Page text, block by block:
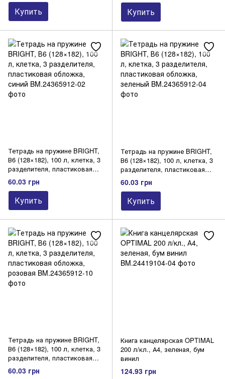
Купить Купить
Тетрадь на пружине BRIGHT,
В6 (128×182), 100 л, клетка, 3
разделителя, пластиковая
обложка, синий
60.03 грн
Купить
Тетрадь на пружине BRIGHT,
В6 (128×182), 100 л, клетка, 3
разделителя, пластиковая
обложка, зеленый
60.03 грн
Купить
Тетрадь на пружине BRIGHT,
В6 (128×182), 100 л, клетка, 3
разделителя, пластиковая
обложка, розовая
60.03 грн
Книга канцелярская OPTIMAL
200 л/кл., А4, зеленая, бум
винил
124.93 грн